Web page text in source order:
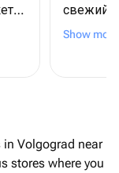
свежий
Show more
Volgograd near
stores where you